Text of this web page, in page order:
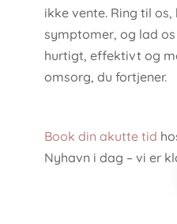
ikke vente. Ring til
symptomer, og lad
hurtigt, effektivt og
omsorg, du fortjener.
Book din akutte tid
Nyhavn i dag – vi er